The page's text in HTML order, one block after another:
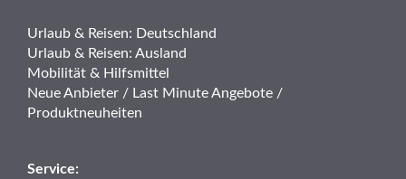
Urlaub & Reisen: Deutschland
Urlaub & Reisen: Ausland
Mobilität & Hilfsmittel
Neue Anbieter / Last Minute Angebote /
Produktneuheiten
Service: